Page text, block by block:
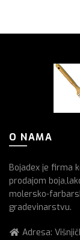
O NAMA
Bojadex je firma
prodajom
molersko-
gradevinarstvu.
Adresa: